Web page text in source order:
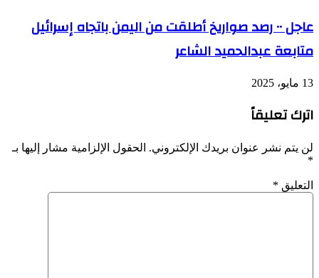
عاجل ٠٠ رصد صواريخ أطلقت من اليمن باتجاه إسرائيل
متابعة عبدالحميد الشاعر
13 مايو، 2025
اترك تعليقاً
لن يتم نشر عنوان بريدك الإلكتروني. الحقول الإلزامية مشار إليها بـ
*
التعليق *